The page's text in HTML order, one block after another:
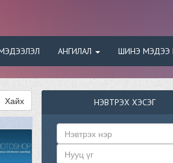
АНГИЛАЛ ШИНЭ МЭДЭЭ
Хайх
НЭВТРЭХ ХЭСЭГ